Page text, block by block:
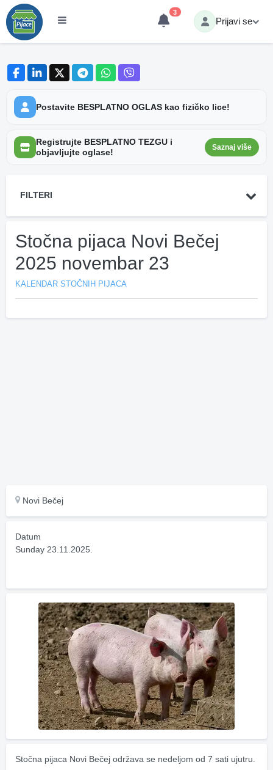
3
Prijavi se
Postavite BESPLATNO OGLAS kao fizičko lice!
Registrujte BESPLATNO TEZGU i
objavljujte oglase!
Saznaj više
FILTERI
Stočna pijaca Novi Bečej
2025 novembar 23
KALENDAR STOČNIH PIJACA
Novi Bečej
Datum
Sunday 23.11.2025.
Stočna pijaca Novi Bečej održava se nedeljom od 7 sati ujutru.